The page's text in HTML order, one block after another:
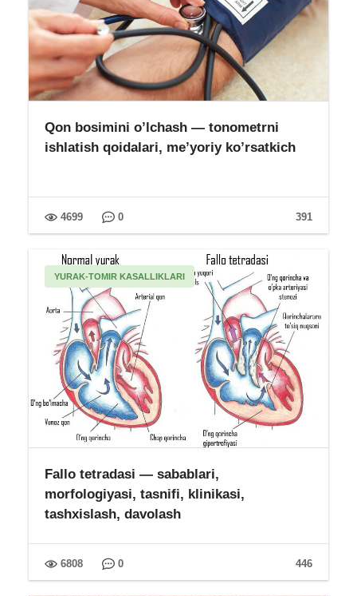
Qon bosimini o’lchash — tonometrni
ishlatish qoidalari, me’yoriy ko’rsatkich
391
4699 0
YURAK-TOMIR KASALLIKLARI
Fallo tetradasi — sabablari,
morfologiyasi, tasnifi, klinikasi,
tashxislash, davolash
446
6808 0